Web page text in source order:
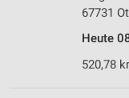
67731
Heute
520,78